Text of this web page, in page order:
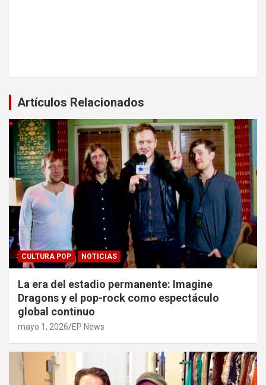
Artículos Relacionados
CULTURA POP NOTICIAS
La era del estadio permanente: Imagine
Dragons y el pop-rock como espectáculo
global continuo
mayo 1, 2026 EP News